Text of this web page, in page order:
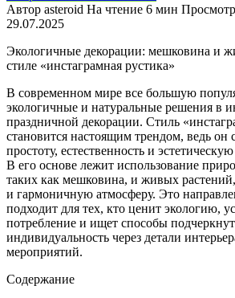
Автор asteroid На чтение 6 мин
29.07.2025
Экологичные декорации: мешковина и
стиле «инстаграмная рустика»
В современном мире все большую
экологичные и натуральные решения в
праздничной декорации. Стиль
становится настоящим трендом, ведь он
простоту, естественность и
В его основе лежит использование
таких как мешковина, и живых
и гармоничную атмосферу. Это
подходит для тех, кто ценит экологию,
потребление и ищет способы
индивидуальность через детали
мероприятий.
Содержание